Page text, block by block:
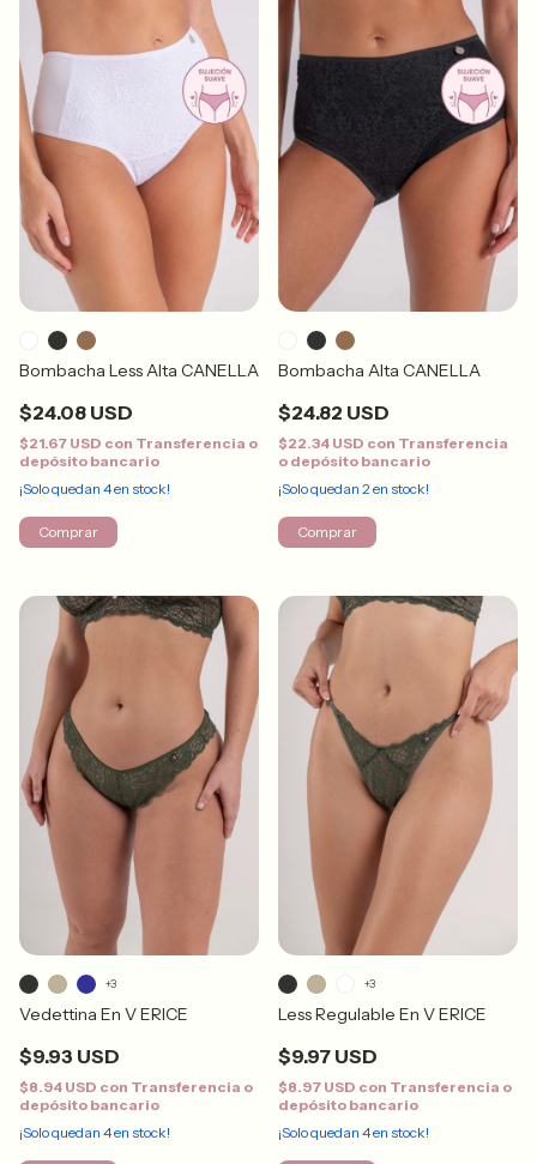
Bombacha Less Alta CANELLA
$24.08 USD
$21.67 USD con Transferencia o
depósito bancario
¡Solo quedan 4en stock!
Comprar
Bombacha Alta CANELLA
$24.82 USD
$22.34 USD con Transferencia
o depósito bancario
¡Solo quedan 2 en stock!
Comprar
Vedettina En V ERICE
$9.93 USD
$8.94 USD con Transferencia o
depósito bancario
¡Solo quedan 4en stock!
+3
Less Regulable En V ERICE
$9.97 USD
$8.97 USD con Transferencia o
depósito bancario
¡Solo quedan 4en stock!
+3